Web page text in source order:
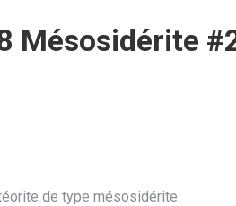
Mésosidérite
de type mésosidérite.